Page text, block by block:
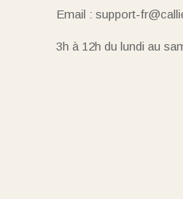
Email : support-
3h à 12h du lundi au